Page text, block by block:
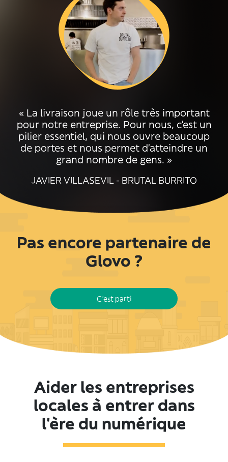
« La livraison joue un rôle très important
pour notre entreprise. Pour nous, c’est un
pilier essentiel, qui nous ouvre beaucoup
de portes et nous permet d’atteindre un
grand nombre de gens. »
JAVIER VILLASEVIL - BRUTAL BURRITO
Pas encore partenaire de
Glovo ?
C'est parti
Aider les entreprises
locales à entrer dans
l’ère du numérique